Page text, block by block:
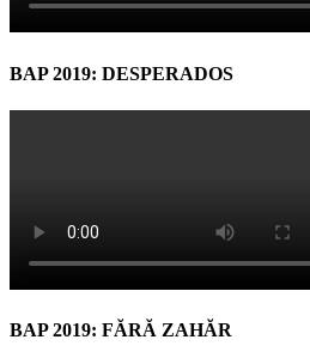
BAP 2019: DESPERADOS
BAP 2019: FĂRĂ ZAHĂR